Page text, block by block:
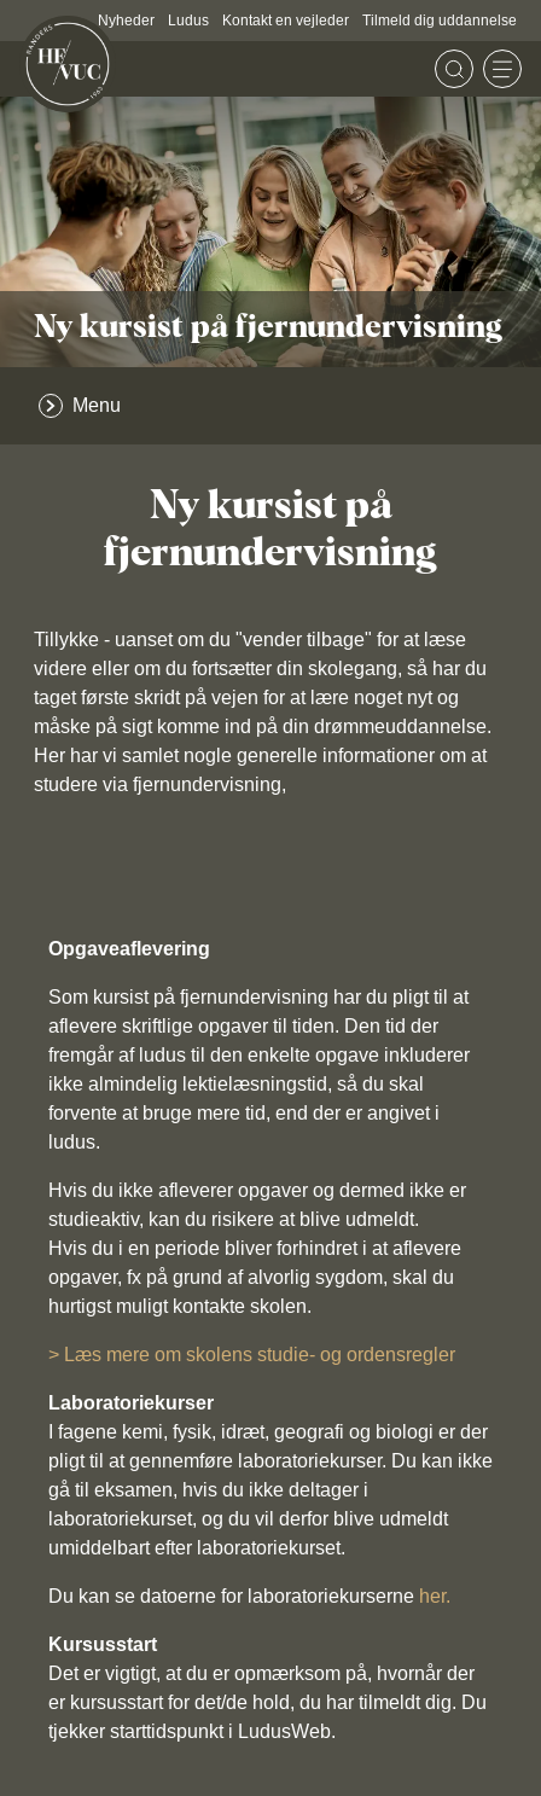
Nyheder Ludus Kontakt en vejleder Tilmeld dig uddannelse
Ny kursist på fjernundervisning
Menu
Ny kursist på
fjernundervisning
Tillykke - uanset om du "vender tilbage" for at læse
videre eller om du fortsætter din skolegang, så har du
taget første skridt på vejen for at lære noget nyt og
måske på sigt komme ind på din drømmeuddannelse.
Her har vi samlet nogle generelle informationer om at
studere via fjernundervisning,
Opgaveaflevering
Som kursist på fjernundervisning har du pligt til at
aflevere skriftlige opgaver til tiden. Den tid der
fremgår af ludus til den enkelte opgave inkluderer
ikke almindelig lektielæsningstid, så du skal
forvente at bruge mere tid, end der er angivet i
ludus.
Hvis du ikke afleverer opgaver og dermed ikke er
studieaktiv, kan du risikere at blive udmeldt.
Hvis du i en periode bliver forhindret i at aflevere
opgaver, fx på grund af alvorlig sygdom, skal du
hurtigst muligt kontakte skolen.
> Læs mere om skolens studie- og ordensregler
Laboratoriekurser
I fagene kemi, fysik, idræt, geografi og biologi er der
pligt til at gennemføre laboratoriekurser. Du kan ikke
gå til eksamen, hvis du ikke deltager i
laboratoriekurset, og du vil derfor blive udmeldt
umiddelbart efter laboratoriekurset.
Du kan se datoerne for laboratoriekurserne her.
Kursusstart
Det er vigtigt, at du er opmærksom på, hvornår der
er kursusstart for det/de hold, du har tilmeldt dig. Du
tjekker starttidspunkt i LudusWeb.